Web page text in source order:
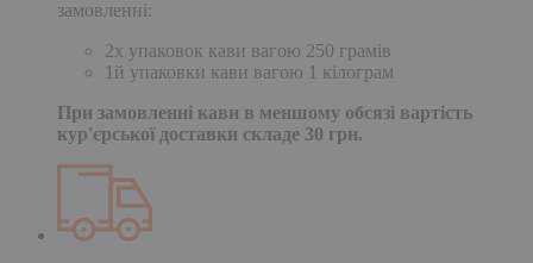
замовленні:
2х упаковок кави вагою 250 грамів
1й упаковки кави вагою 1 кілограм
При замовленні кави в меншому обсязі вартість
кур'єрської доставки складе 30 грн.